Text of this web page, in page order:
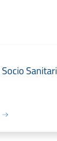
Sanitari